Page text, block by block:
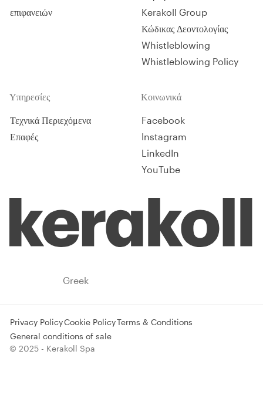
επιφανειών
Kerakoll Group
Κώδικας Δεοντολογίας
Whistleblowing
Whistleblowing Policy
Υπηρεσίες
Τεχνικά Περιεχόμενα
Επαφές
Κοινωνικά
Facebook
Instagram
LinkedIn
YouTube
Greek
Privacy PolicyCookie PolicyTerms & Conditions
General conditions of sale
© 2025 - Kerakoll Spa